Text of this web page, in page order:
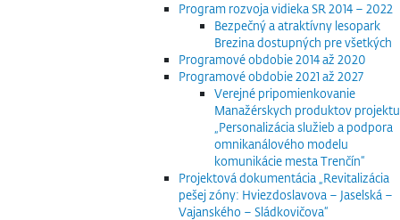
Program rozvoja vidieka SR 2014 – 2022
Bezpečný a atraktívny lesopark
Brezina dostupných pre všetkých
Programové obdobie 2014 až 2020
Programové obdobie 2021 až 2027
Verejné pripomienkovanie
Manažérskych produktov projektu
„Personalizácia služieb a podpora
omnikanálového modelu
komunikácie mesta Trenčín“
Projektová dokumentácia „Revitalizácia
pešej zóny: Hviezdoslavova – Jaselská –
Vajanského – Sládkovičova“